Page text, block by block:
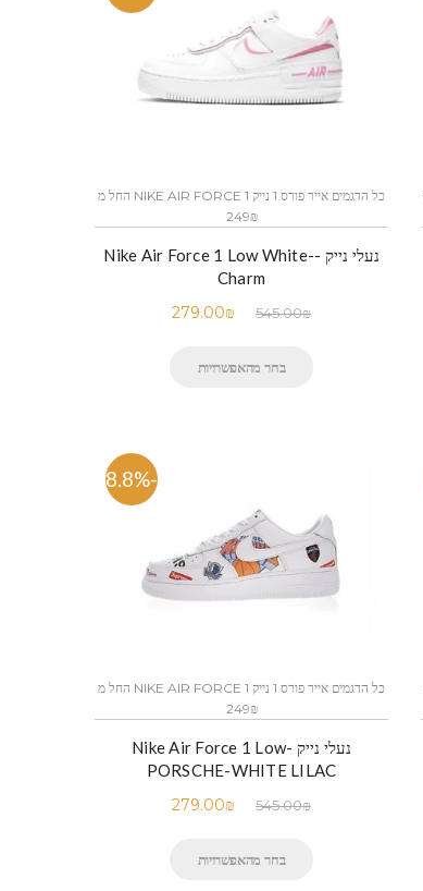
כל הדגמים אייר פורס 1 נייק NIKE AIR FORCE 1 החל מ
249₪
נעלי נייק -Nike Air Force 1 Low White-
Charm
545.00₪
279.00₪
בחר מהאפשרויות
-48.8%
כל הדגמים אייר פורס 1 נייק NIKE AIR FORCE 1 החל מ
249₪
נעלי נייק -Nike Air Force 1 Low
PORSCHE-WHITE LILAC
545.00₪
279.00₪
בחר מהאפשרויות